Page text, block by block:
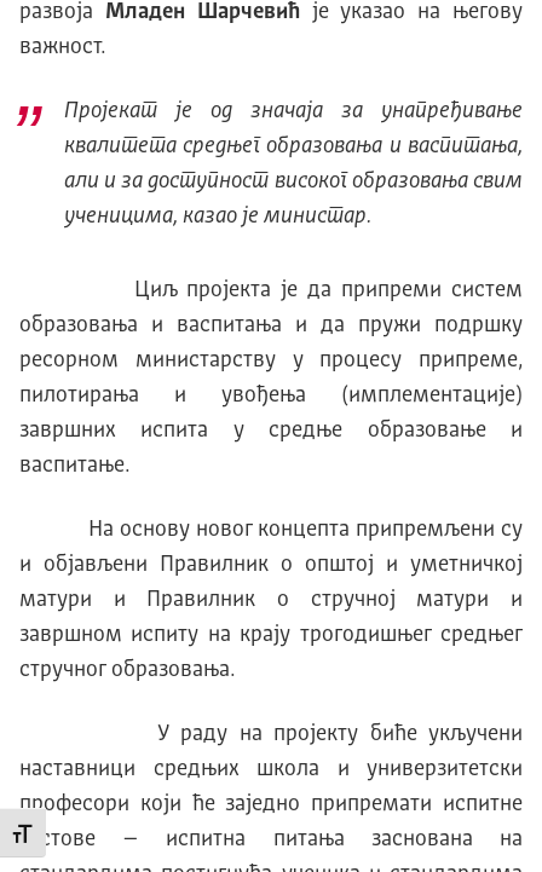
Промени величину слова
развоја Младен Шарчевићје указао на његову
важност.
Пројекaт је од значаја за унапређивање
квалитета средњег образовања и васпитања,
али и за доступност високог образовања свим
ученицима, казао је министар.
Циљ пројекта је да припреми систем
образовања и васпитања и да пружи подршку
ресорном министарству у процесу припреме,
пилотирања и увођења (имплементације)
завршних испита у средње образовање и
васпитање.
На основу новог концепта припремљени су
и објављени Правилник о општој и уметничкој
матури и Правилник о стручној матури и
завршном испиту на крају трогодишњег средњег
стручног образовања.
У раду на пројекту биће укључени
наставници средњих школа и универзитетски
професори који ће заједно припремати испитне
тестове – испитна питања заснована на